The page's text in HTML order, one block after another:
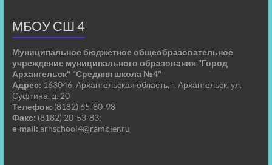
МБОУ СШ 4
Муниципальное бюджетное общеобразовательное
учреждение муниципального образования "Город
Архангельск" "Средняя школа №4"
Адрес: 163046, Архангельская область, г. Архангельск, ул.
Суфтина, д. 20
Телефон: (8182) 65-80-98
Факс: (8182) 20-53-83;
e-mail: arhschool4@rambler.ru